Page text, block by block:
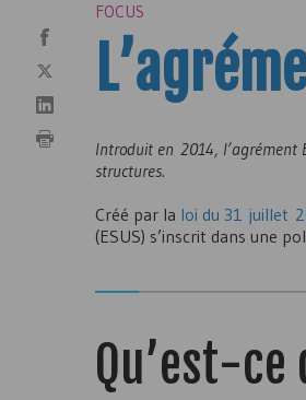
FOCUS
Introduit en 2014, l’agrément
structures.
Créé par la loi du 31 juillet
(ESUS) s’inscrit dans une
Qu’est-ce